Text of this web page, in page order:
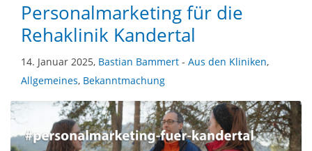
Personalmarketing für die
Rehaklinik Kandertal
14. Januar 2025, Bastian Bammert - Aus den Kliniken,
Allgemeines, Bekanntmachung